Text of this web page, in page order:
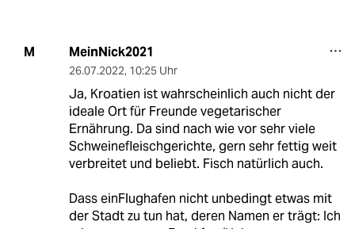
M MeinNick2021
26.07.2022, 10:25 Uhr
Ja, Kroatien ist wahrscheinlich auch nicht der
ideale Ort für Freunde vegetarischer
Ernährung. Da sind nach wie vor sehr viele
Schweinefleischgerichte, gern sehr fettig weit
verbreitet und beliebt. Fisch natürlich auch.
Dass einFlughafen nicht unbedingt etwas mit
der Stadt zu tun hat, deren Namen er trägt: Ich